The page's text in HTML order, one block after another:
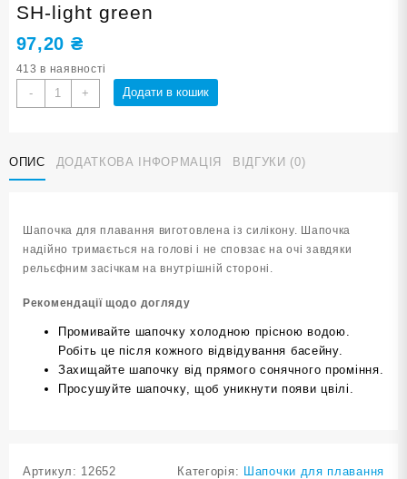
SH-light green
97,20 ₴
413 в наявності
-
Шапочка
для
салатова
SH-
+ Додати в кошик
ОПИС ДОДАТКОВА ІНФОРМАЦІЯ ВІДГУКИ (0)
Шапочка для плавання виготовлена із силікону. Шапочка
надійно тримається на голові і не сповзає на очі завдяки
рельєфним засічкам на внутрішній стороні.
Рекомендації щодо догляду
Промивайте шапочку холодною прісною водою.
Робіть це після кожного відвідування басейну.
Захищайте шапочку від прямого сонячного проміння.
Просушуйте шапочку, щоб уникнути появи цвілі.
Артикул: 12652 Категорія: Шапочки для плавання